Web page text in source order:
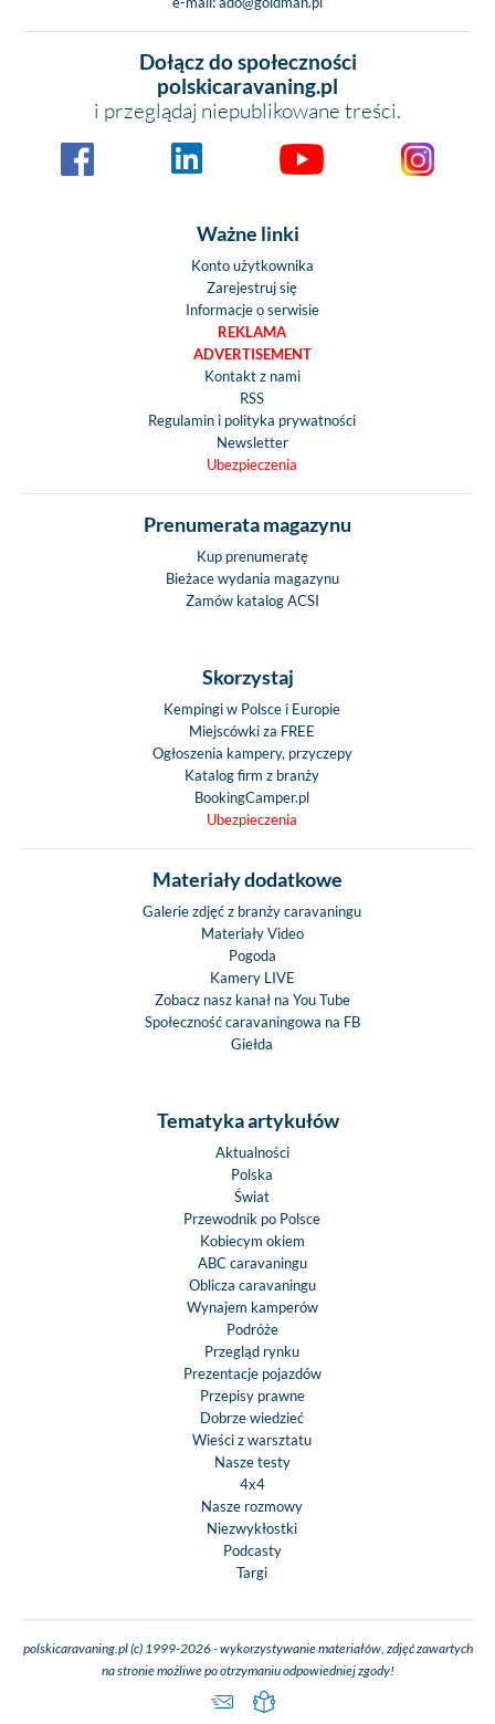
Dołącz do społeczności
polskicaravaning.pl
i przeglądaj niepublikowane treści.
Ważne linki
Konto użytkownika
Zarejestruj się
Informacje o serwisie
REKLAMA
ADVERTISEMENT
Kontakt z nami
RSS
Regulamin i polityka prywatności
Newsletter
Ubezpieczenia
Prenumerata magazynu
Kup prenumeratę
Bieżace wydania magazynu
Zamów katalog ACSI
Skorzystaj
Kempingi w Polsce i Europie
Miejscówki za FREE
Ogłoszenia kampery, przyczepy
Katalog firm z branży
BookingCamper.pl
Ubezpieczenia
Materiały dodatkowe
Galerie zdjęć z branży caravaningu
Materiały Video
Pogoda
Kamery LIVE
Zobacz nasz kanał na You Tube
Społeczność caravaningowa na FB
Giełda
Tematyka artykułów
Aktualności
Polska
Świat
Przewodnik po Polsce
Kobiecym okiem
ABC caravaningu
Oblicza caravaningu
Wynajem kamperów
Podróże
Przegląd rynku
Prezentacje pojazdów
Przepisy prawne
Dobrze wiedzieć
Wieści z warsztatu
Nasze testy
4x4
Nasze rozmowy
Niezwykłostki
Podcasty
Targi
polskicaravaning.pl (c) 1999-2026 - wykorzystywanie materiałów, zdjęć zawartych
na stronie możliwe po otrzymaniu odpowiedniej zgody!